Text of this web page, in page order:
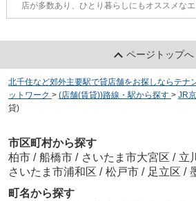
店が多数あり、ひとり暮らしにもオススメなエ
ページトップへ
北千住など郊外主要駅で貸店舗をお探しならテナ
ットワーク > (店舗(賃貸))路線・駅から探す > JR
貸)
市区町村から探す
柏市 / 船橋市 / さいたま市大宮区 / 立
さいたま市浦和区 / 松戸市 / 足立区 /
町名から探す